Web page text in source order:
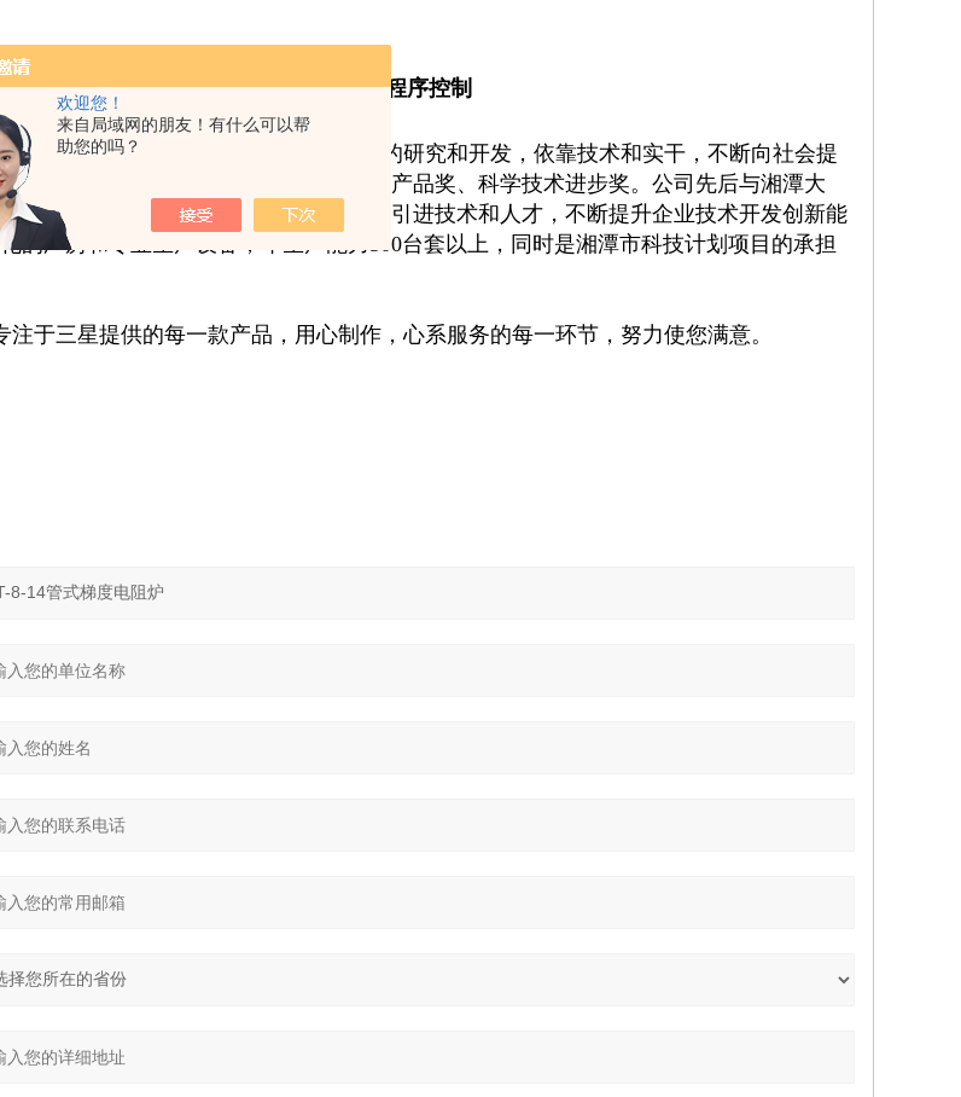
欢迎您！
来自局域网的朋友！有什么可以帮
助您的吗？
梯度热处理 梯温烧结 程序控制
司紧盯科技发展前沿，致力于实验设备的研究和开发，依靠技术和实干，不断向社会提
得用户青睐。产品多次获湖南省优秀新产品奖、科学技术进步奖。公司先后与湘潭大
北京科技大学、中南大学等成功合作，引进技术和人才，不断提升企业技术开发创新能
的厂房和专业生产设备，年生产能力500台套以上，同时是湘潭市科技计划项目的承担
注于三星提供的每一款产品，用心制作，心系服务的每一环节，努力使您满意。